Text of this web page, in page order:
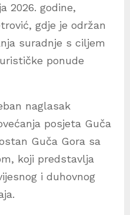
2026. godine,
gdje je održan
suradnje s ciljem
ponude
naglasak
posjeta Guča
Guča Gora sa
koji predstavlja
i duhovnog